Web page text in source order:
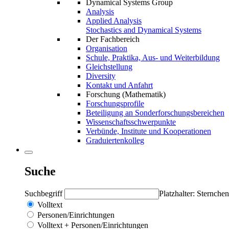
Dynamical Systems Group
Analysis
Applied Analysis
Stochastics and Dynamical Systems
Der Fachbereich
Organisation
Schule, Praktika, Aus- und Weiterbildung
Gleichstellung
Diversity
Kontakt und Anfahrt
Forschung (Mathematik)
Forschungsprofile
Beteiligung an Sonderforschungsbereichen
Wissenschaftsschwerpunkte
Verbünde, Institute und Kooperationen
Graduiertenkolleg
Suche
Suchbegriff
Platzhalter:
Volltext
Personen/Einrichtungen
Volltext + Personen/Einrichtungen